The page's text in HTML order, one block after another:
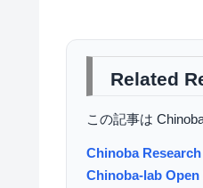
Related
この記事は
Chinoba Research
Chinoba-lab Open